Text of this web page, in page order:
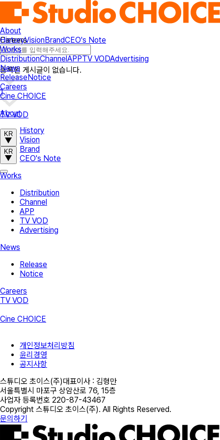
About
HistoryVisionBrandCEO's Note
Works
DistributionChannelAPPTV VODAdvertising
News
ReleaseNotice
Careers
Cine CHOICE
TV VOD
KR
KR
Careers
등록된 게시글이 없습니다.
1
About
History
Vision
Brand
CEO's Note
Works
Distribution
Channel
APP
TV VOD
Advertising
News
Release
Notice
Careers
TV VOD
Cine CHOICE
개인정보처리방침
윤리경영
공지사항
스튜디오 초이스(주)대표이사 : 김형만
서울특별시 마포구 상암산로 76, 15층
사업자 등록번호 220-87-43467
Copyright 스튜디오 초이스(주). All Rights Reserved.
문의하기